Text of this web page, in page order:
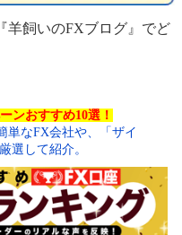
羊飼いのFXブログ』でど
ンおすすめ10選！
単なFX会社や、「ザイ
選して紹介。